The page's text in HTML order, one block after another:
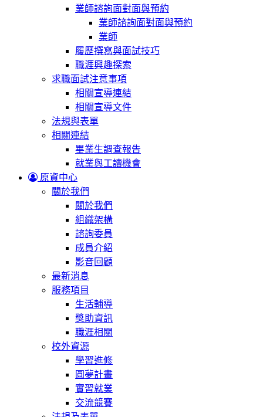
業師諮詢面對面與預約
業師諮詢面對面與預約
業師
履歷撰寫與面試技巧
職涯興趣探索
求職面試注意事項
相關宣導連結
相關宣導文件
法規與表單
相關連結
畢業生調查報告
就業與工讀機會
原資中心
關於我們
關於我們
組織架構
諮詢委員
成員介紹
影音回顧
最新消息
服務項目
生活輔導
獎助資訊
職涯相關
校外資源
學習進修
圓夢計畫
實習就業
交流競賽